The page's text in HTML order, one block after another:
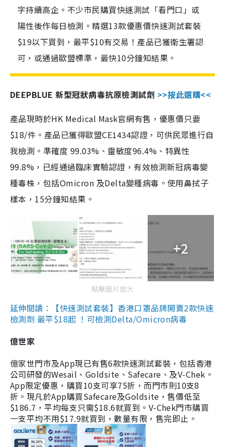
字持續高企。不少市民購買快速測試「看門口」或
陽性後作每日檢測。精選13款優惠價快速測試套裝
$19以下買到，最平$10有交易！產品已獲衛生署認
可，或通過歐盟標準，最快10分鐘知結果。
DEEPBLUE 新型冠狀病毒抗原檢測試劑 >>按此選購<<
產品現時於HK Medical Mask官網有售，優惠價只要
$18/件。產品已獲得歐盟CE1434認證，可供民眾進行自
我檢測。準確度 99.03%、靈敏度96.4%、特異性
99.8%，已經通過臨床實驗認證，有效檢測新冠病毒變
種毒株，包括Omicron 及Delta變種病毒。使用鼻拭子
樣本，15分鐘知結果。
+2
點擊圖片放大
延伸閱讀：【快速測試套裝】香港口罩品牌開賣2款快速
檢測劑 最平$18起 ！可檢測Delta/Omicron病毒
億世家
億家世門市及App現已有售6款快速測試套裝，包括香港
公司研發的Wesail、Goldsite、Safecare、及V-Chek。
App限定優惠，購買10支可享75折，而門市則10支8
折。現凡於App購買Safecare及Goldsite，售價低至
$186.7，平均每支只需$18.6就買到。V-Chek門市購買
一支平均不用$17.9就買到，數量有限，售完即止。